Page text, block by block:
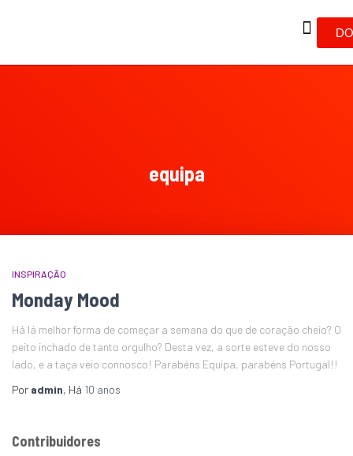
equipa
INSPIRAÇÃO
Monday Mood
Há lá melhor forma de começar a semana do que de coração cheio? O
peito inchado de tanto orgulho? Desta vez, a sorte esteve do nosso
lado, e a taça veio connosco! Parabéns Equipa, parabéns Portugal!!
Por admin, Há 10 anos
Contribuidores